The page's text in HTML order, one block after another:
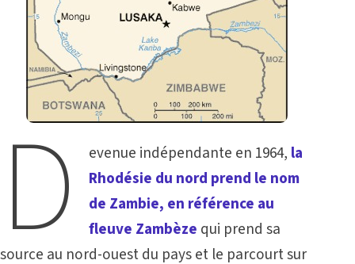
D evenue indépendante en 1964, la
Rhodésie du nord prend le nom
de Zambie, en référence au
fleuve Zambèze qui prend sa
source au nord-ouest du pays et le parcourt sur